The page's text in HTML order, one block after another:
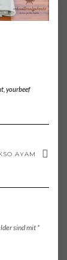
, yourbeef
AYAM
sind mit*